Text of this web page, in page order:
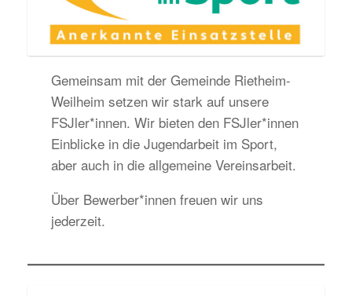
Gemeinsam mit der Gemeinde Rietheim-
Weilheim setzen wir stark auf unsere
FSJler*innen. Wir bieten den FSJler*innen
Einblicke in die Jugendarbeit im Sport,
aber auch in die allgemeine Vereinsarbeit.
Über Bewerber*innen freuen wir uns
jederzeit.